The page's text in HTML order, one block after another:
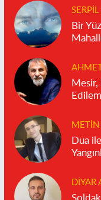
Bir
Mesir,
METIN
Dua
DIYAR